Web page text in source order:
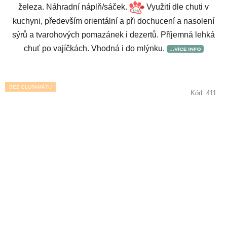
železa. Náhradní náplň/sáček.
Využití dle chuti v
kuchyni, především orientální a při dochucení a nasolení
sýrů a tvarohových pomazánek i dezertů. Příjemná lehká
chuť po vajíčkách. Vhodná i do mlýnku.
BEZ GLUTAMÁTU
Kód: 411